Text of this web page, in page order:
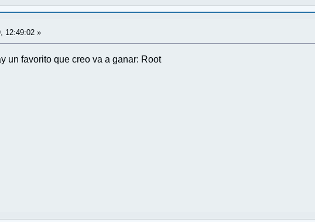
12:49:02 »
un favorito que creo va a ganar: Root